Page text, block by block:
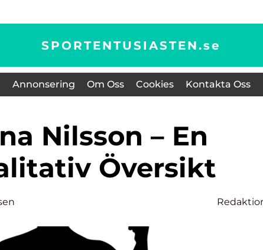
SPORTENTUSIASTEN.se
Annonsering Om Oss Cookies Kontakta Oss
Översikt